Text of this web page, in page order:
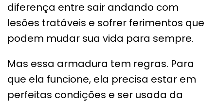
diferença entre sair andando com
lesões tratáveis e sofrer ferimentos que
podem mudar sua vida para sempre.
Mas essa armadura tem regras. Para
que ela funcione, ela precisa estar em
perfeitas condições e ser usada da